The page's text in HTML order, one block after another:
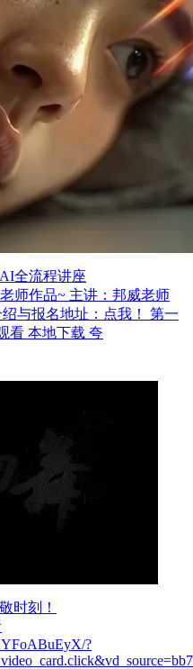
全流程讲座
师作品~ 主讲：邦威老师
与报名地址：点我！ 第一
看 本地下载 夸
时刻！
?